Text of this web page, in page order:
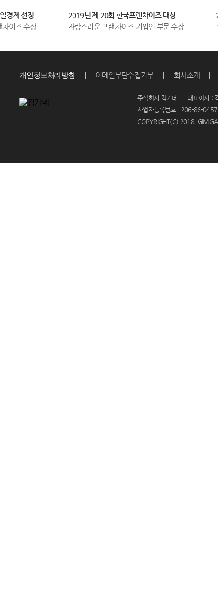
선정
수상
2019년 제 20회 한국프랜차이즈 대상
자랑스러운 프랜차이즈 기업인 부문 수상
100
개인정보처리방침 이메일무단수집거부 회사소개
주식회사 김가네 대표이사 :
사업자등록번호 : 206-86-
COPYRIGHT(C) 2018,